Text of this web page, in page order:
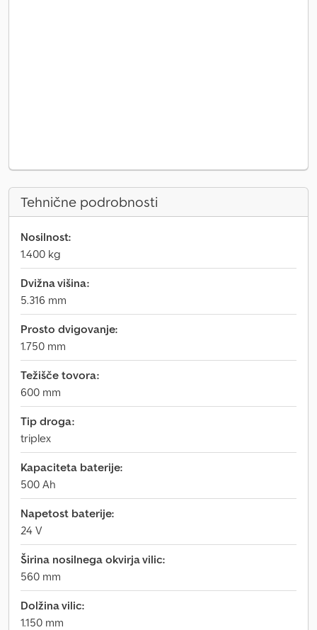
Tehnične podrobnosti
Nosilnost:
1.400 kg
Dvižna višina:
5.316 mm
Prosto dvigovanje:
1.750 mm
Težišče tovora:
600 mm
Tip droga:
triplex
Kapaciteta baterije:
500 Ah
Napetost baterije:
24 V
Širina nosilnega okvirja vilic:
560 mm
Dolžina vilic:
1.150 mm